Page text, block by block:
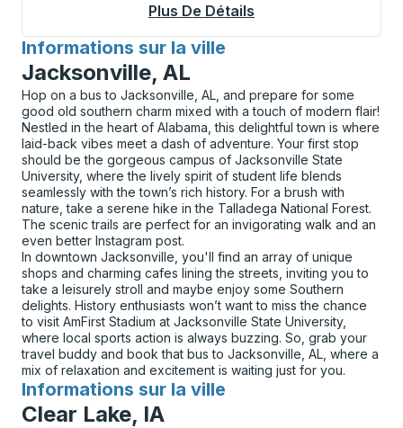
Plus De Détails
Informations sur la ville
pour
Jacksonville, AL
Hop on a bus to Jacksonville, AL, and prepare for some
good old southern charm mixed with a touch of modern flair!
Nestled in the heart of Alabama, this delightful town is where
laid-back vibes meet a dash of adventure. Your first stop
should be the gorgeous campus of Jacksonville State
University, where the lively spirit of student life blends
seamlessly with the town’s rich history. For a brush with
nature, take a serene hike in the Talladega National Forest.
The scenic trails are perfect for an invigorating walk and an
even better Instagram post.
In downtown Jacksonville, you'll find an array of unique
shops and charming cafes lining the streets, inviting you to
take a leisurely stroll and maybe enjoy some Southern
delights. History enthusiasts won’t want to miss the chance
to visit AmFirst Stadium at Jacksonville State University,
where local sports action is always buzzing. So, grab your
travel buddy and book that bus to Jacksonville, AL, where a
mix of relaxation and excitement is waiting just for you.
Informations sur la ville
pour
Clear Lake, IA